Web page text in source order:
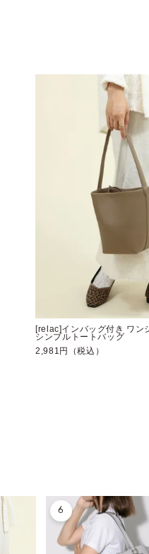
[relac]インバッグ付き ワン
シンプルトートバッグ
2,981円（税込）
6